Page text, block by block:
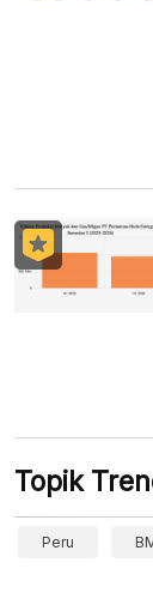
Topik
Peru